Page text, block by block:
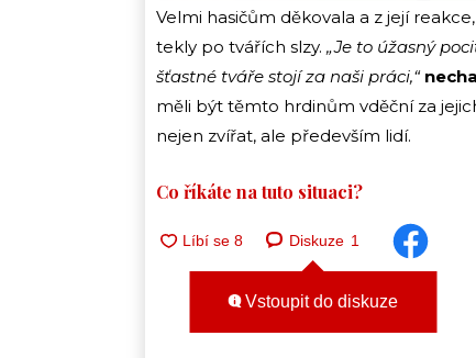
Velmi hasičům děkovala a z její
tekly po tvářích slzy. „Je to úžasný
šťastné tváře stojí za naši práci,“
měli být těmto hrdinům vděční za
nejen zvířat, ale především lidí.
Co říkáte na tuto situaci?
Diskuze 1
Vstoupit do diskuze